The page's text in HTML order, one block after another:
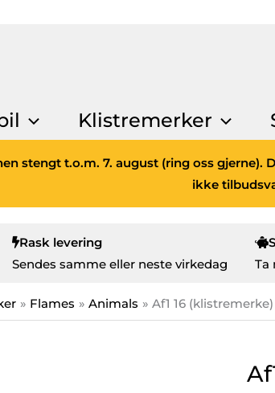
Klistremerker
stengt t.o.m. 7. august (ring oss
ikke
Rask levering
Sendes samme eller neste virkedag
Ta
Flames Animals Af1 16 (klistremerke)